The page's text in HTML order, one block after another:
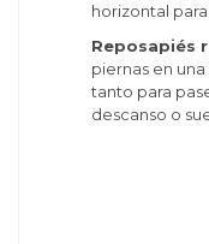
horizontal
Reposapiés
piernas en
tanto para
descanso o